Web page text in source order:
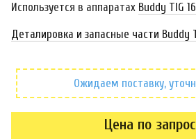
Используется в аппаратах Buddy TIG
Деталировка и запасные части Buddy
Ожидаем поставку,
Цена по